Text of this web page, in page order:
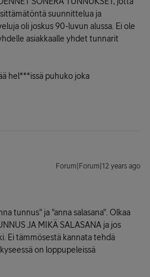
suunnittelua ja
oli joskus 90-luvun alussa. Ei ole
asiakkaalle yhdet tunnarit
hel***issä puhuko joka
Forum|Forum|12 years ago
tunnus" ja "anna salasana". Olkaa
JA MIKÄ SALASANA ja jos
Ei tämmösestä kannata tehdä
on loppupeleissä